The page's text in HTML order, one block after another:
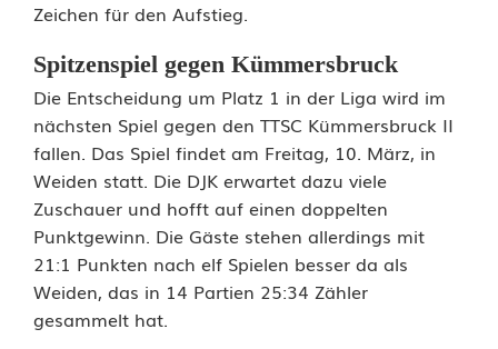
n
s
i
c
h
f
ü
r
Zeichen für den Aufstieg.
Spitzenspiel gegen Kümmersbruck
Die Entscheidung um Platz 1 in der Liga wird im
nächsten Spiel gegen den TTSC Kümmersbruck II
fallen. Das Spiel findet am Freitag, 10. März, in
Weiden statt. Die DJK erwartet dazu viele
Zuschauer und hofft auf einen doppelten
Punktgewinn. Die Gäste stehen allerdings mit
21:1 Punkten nach elf Spielen besser da als
Weiden, das in 14 Partien 25:34 Zähler
gesammelt hat.